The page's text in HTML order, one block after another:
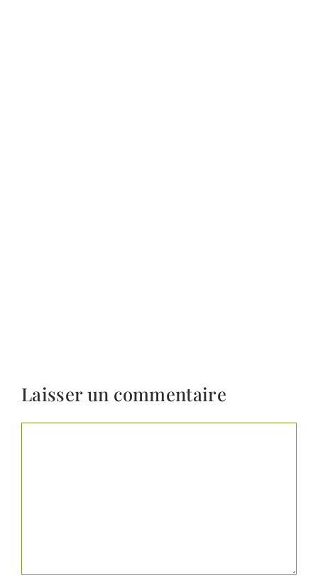
Laisser un commentaire